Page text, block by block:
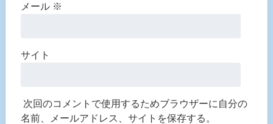
メール ※
サイト
次回のコメントで使用するためブラウザーに自分の
名前、メールアドレス、サイトを保存する。